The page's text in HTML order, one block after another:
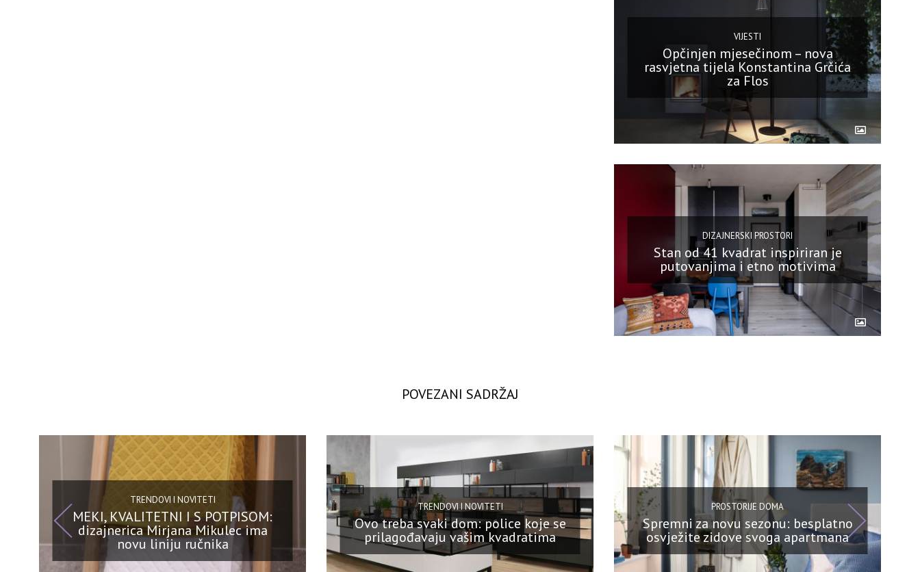
VIJESTI
Opčinjen mjesečinom – nova
rasvjetna tijela Konstantina Grčića
za Flos
DIZAJNERSKI PROSTORI
Stan od 41 kvadrat inspiriran je
putovanjima i etno motivima
POVEZANI SADRŽAJ
TRENDOVI I NOVITETI
MEKI, KVALITETNI I S POTPISOM:
dizajnerica Mirjana Mikulec ima
novu liniju ručnika
TRENDOVI I NOVITETI
Ovo treba svaki dom: police koje se
prilagođavaju vašim kvadratima
PROSTORIJE DOMA
Spremni za novu sezonu: besplatno
osvježite zidove svoga apartmana